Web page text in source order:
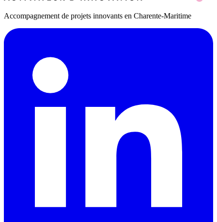
Accompagnement de projets innovants en Charente-Maritime